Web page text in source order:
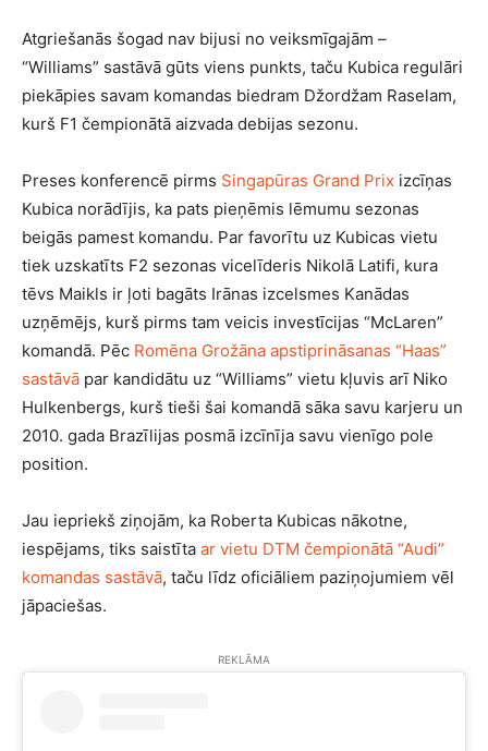
Atgriešanās šogad nav bijusi no veiksmīgajām –
“Williams” sastāvā gūts viens punkts, taču Kubica regulāri
piekāpies savam komandas biedram Džordžam Raselam,
kurš F1 čempionātā aizvada debijas sezonu.
Preses konferencē pirms Singapūras Grand Prix izcīņas
Kubica norādījis, ka pats pieņēmis lēmumu sezonas
beigās pamest komandu. Par favorītu uz Kubicas vietu
tiek uzskatīts F2 sezonas vicelīderis Nikolā Latifi, kura
tēvs Maikls ir ļoti bagāts Irānas izcelsmes Kanādas
uzņēmējs, kurš pirms tam veicis investīcijas “McLaren”
komandā. Pēc Romēna Grožāna apstiprināsanas “Haas”
sastāvā par kandidātu uz “Williams” vietu kļuvis arī Niko
Hulkenbergs, kurš tieši šai komandā sāka savu karjeru un
2010. gada Brazīlijas posmā izcīnīja savu vienīgo pole
position.
Jau iepriekš ziņojām, ka Roberta Kubicas nākotne,
iespējams, tiks saistīta ar vietu DTM čempionātā “Audi”
komandas sastāvā, taču līdz oficiāliem paziņojumiem vēl
jāpaciešas.
REKLĀMA